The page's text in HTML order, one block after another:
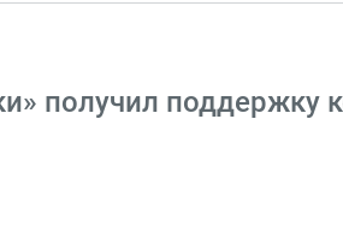
получил поддержку